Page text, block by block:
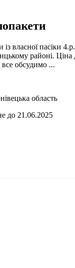
власної пасіки
районі.
обсудимо ...
область
до 21.06.2025